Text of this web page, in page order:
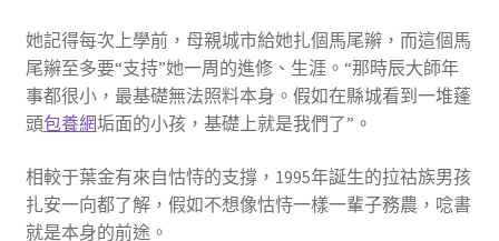
她記得每次上學前，母親城市給她扎個馬尾辮，而這個馬
尾辮至多要“支持”她一周的進修、生涯。“那時辰大師年
事都很小，最基礎無法照料本身。假如在縣城看到一堆蓬
頭包養網垢面的小孩，基礎上就是我們了”。
相較于葉金有來自怙恃的支撐，1995年誕生的拉祜族男孩
扎安一向都了解，假如不想像怙恃一樣一輩子務農，唸書
就是本身的前途。